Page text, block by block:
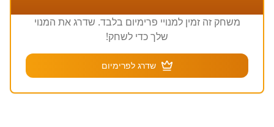
משחק זה זמין למנויי פרימיום בלבד. שדרג את המנוי
שלך כדי לשחק!
שדרג לפרימיום